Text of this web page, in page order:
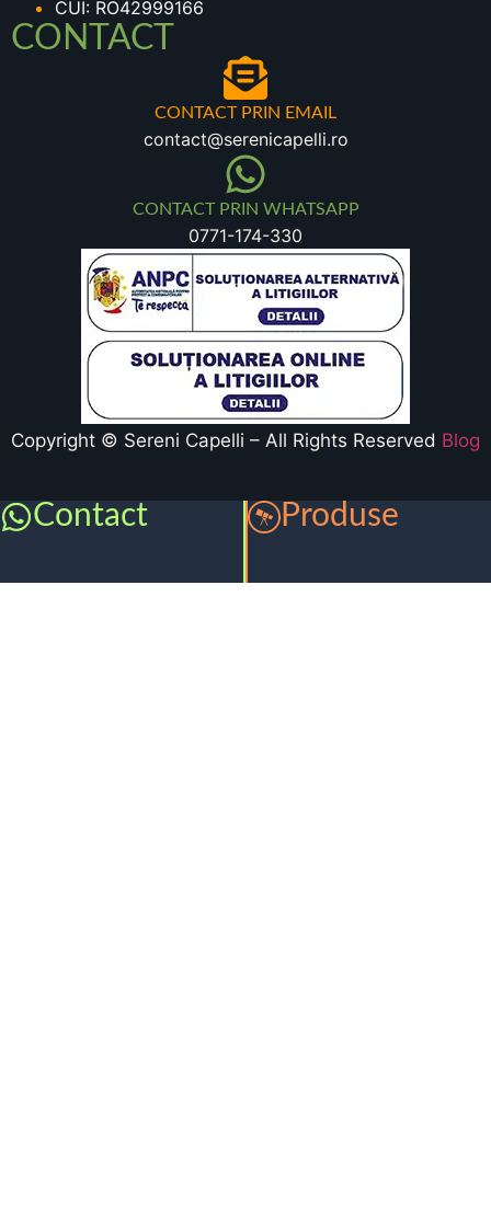
CUI: RO42999166
CONTACT
CONTACT PRIN EMAIL
contact@serenicapelli.ro
CONTACT PRIN WHATSAPP
0771-174-330
Copyright © Sereni Capelli – All Rights Reserved Blog
Contact Produse